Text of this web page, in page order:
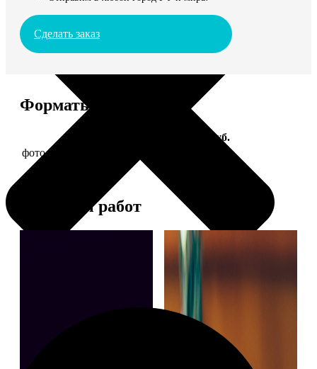
Сделать заказ
Форматы и цены
Цена, руб.
фото 13х18 в деревянной рамке
Примеры работ